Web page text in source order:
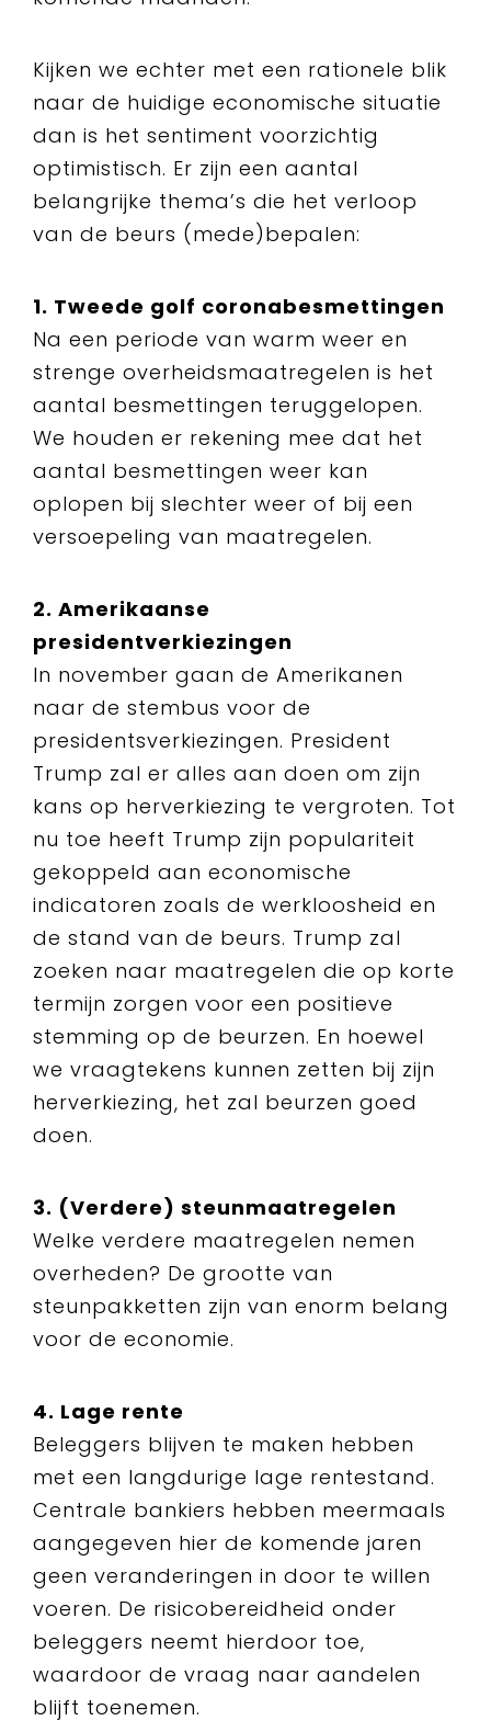
Kijken we echter met een rationele blik
naar de huidige economische situatie
dan is het sentiment voorzichtig
optimistisch. Er zijn een aantal
belangrijke thema’s die het verloop
van de beurs (mede)bepalen:
1. Tweede golf coronabesmettingen
Na een periode van warm weer en
strenge overheidsmaatregelen is het
aantal besmettingen teruggelopen.
We houden er rekening mee dat het
aantal besmettingen weer kan
oplopen bij slechter weer of bij een
versoepeling van maatregelen.
2. Amerikaanse
presidentverkiezingen
In november gaan de Amerikanen
naar de stembus voor de
presidentsverkiezingen. President
Trump zal er alles aan doen om zijn
kans op herverkiezing te vergroten. Tot
nu toe heeft Trump zijn populariteit
gekoppeld aan economische
indicatoren zoals de werkloosheid en
de stand van de beurs. Trump zal
zoeken naar maatregelen die op korte
termijn zorgen voor een positieve
stemming op de beurzen. En hoewel
we vraagtekens kunnen zetten bij zijn
herverkiezing, het zal beurzen goed
doen.
3. (Verdere) steunmaatregelen
Welke verdere maatregelen nemen
overheden? De grootte van
steunpakketten zijn van enorm belang
voor de economie.
4. Lage rente
Beleggers blijven te maken hebben
met een langdurige lage rentestand.
Centrale bankiers hebben meermaals
aangegeven hier de komende jaren
geen veranderingen in door te willen
voeren. De risicobereidheid onder
beleggers neemt hierdoor toe,
waardoor de vraag naar aandelen
blijft toenemen.